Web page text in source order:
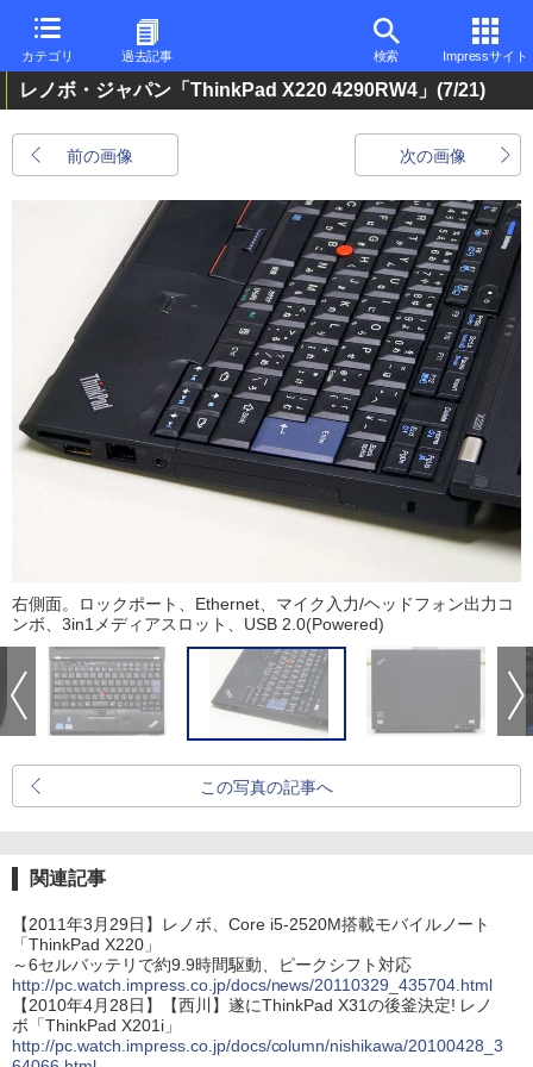
カテゴリ 過去記事 検索 Impressサイト
レノボ・ジャパン「ThinkPad X220 4290RW4」 (7/21)
前の画像 次の画像
右側面。ロックポート、Ethernet、マイク入力/ヘッドフォン出力コ
ンボ、3in1メディアスロット、USB 2.0(Powered)
この写真の記事へ
関連記事
【2011年3月29日】レノボ、Core i5-2520M搭載モバイルノート
「ThinkPad X220」
～6セルバッテリで約9.9時間駆動、ピークシフト対応
http://pc.watch.impress.co.jp/docs/news/20110329_435704.html
【2010年4月28日】【西川】遂にThinkPad X31の後釜決定! レノ
ボ「ThinkPad X201i」
http://pc.watch.impress.co.jp/docs/column/nishikawa/20100428_3